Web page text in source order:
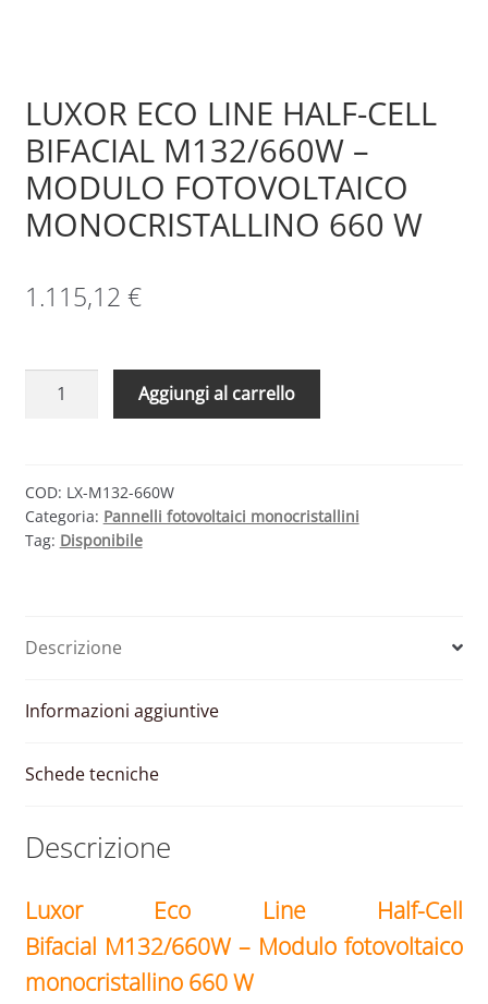
LUXOR ECO LINE HALF-CELL
BIFACIAL M132/660W –
MODULO FOTOVOLTAICO
MONOCRISTALLINO 660 W
1.115,12 €
LUXOR
CELL
BIFACIAL
M132/660W
MONOCRISTALLINO
W
Aggiungi al carrello
COD: LX-M132-660W
Categoria: Pannelli fotovoltaici monocristallini
Tag: Disponibile
Descrizione
Informazioni aggiuntive
Schede tecniche
Descrizione
Luxor Eco Line Half-Cell
Bifacial M132/660W – Modulo fotovoltaico
monocristallino 660 W